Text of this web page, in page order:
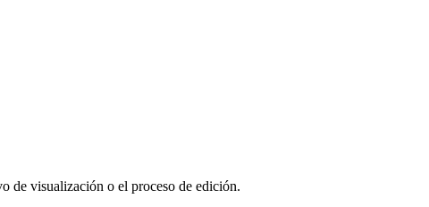
de visualización o el proceso de edición.